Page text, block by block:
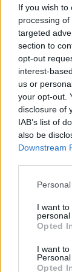
If you wish to
processing
targeted
section to
opt-out
interest-
us or
your opt-out.
disclosure of
IAB’s list of
also be
Downstream
Please note
not limited
grant or
use your
consent
I want
personal
Opted
I want
Opted